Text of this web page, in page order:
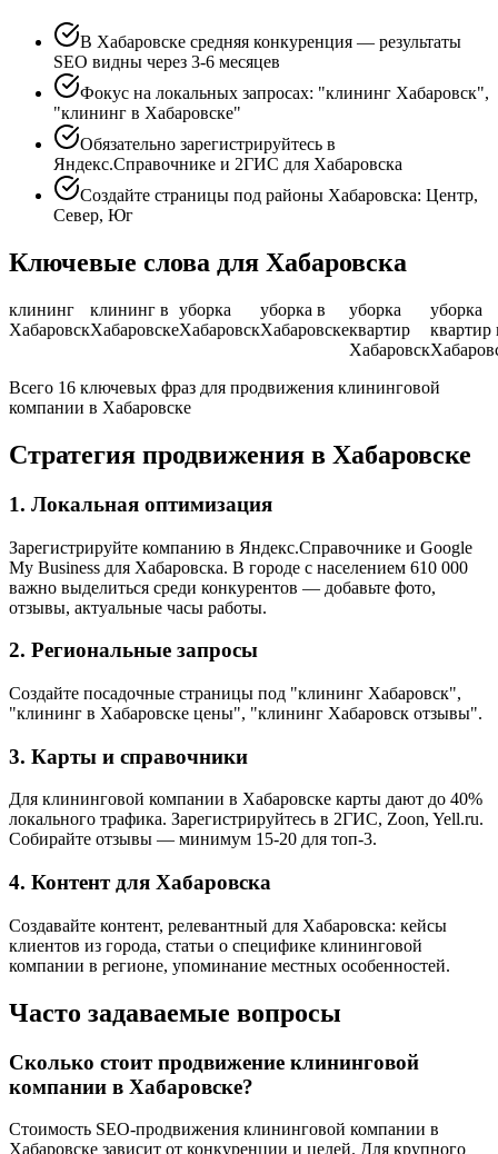
В Хабаровске средняя конкуренция — результаты
SEO видны через 3-6 месяцев
Фокус на локальных запросах: "клининг Хабаровск",
"клининг в Хабаровске"
Обязательно зарегистрируйтесь в
Яндекс.Справочнике и 2ГИС для Хабаровска
Создайте страницы под районы Хабаровска: Центр,
Север, Юг
Ключевые слова для Хабаровска
клининг
Хабаровск
клининг в
Хабаровске
уборка
Хабаровск
уборка в
Хабаровске
уборка
квартир
Хабаровск
уборка
квартир
Всего 16 ключевых фраз для продвижения клининговой
компании в Хабаровске
Стратегия продвижения в Хабаровске
1. Локальная оптимизация
Зарегистрируйте компанию в Яндекс.Справочнике и Google
My Business для Хабаровска. В городе с населением 610 000
важно выделиться среди конкурентов — добавьте фото,
отзывы, актуальные часы работы.
2. Региональные запросы
Создайте посадочные страницы под "клининг Хабаровск",
"клининг в Хабаровске цены", "клининг Хабаровск отзывы".
3. Карты и справочники
Для клининговой компании в Хабаровске карты дают до 40%
локального трафика. Зарегистрируйтесь в 2ГИС, Zoon, Yell.ru.
Собирайте отзывы — минимум 15-20 для топ-3.
4. Контент для Хабаровска
Создавайте контент, релевантный для Хабаровска: кейсы
клиентов из города, статьи о специфике клининговой
компании в регионе, упоминание местных особенностей.
Часто задаваемые вопросы
Сколько стоит продвижение клининговой
компании в Хабаровске?
Стоимость SEO-продвижения клининговой компании в
Хабаровске зависит от конкуренции и целей. Для крупного